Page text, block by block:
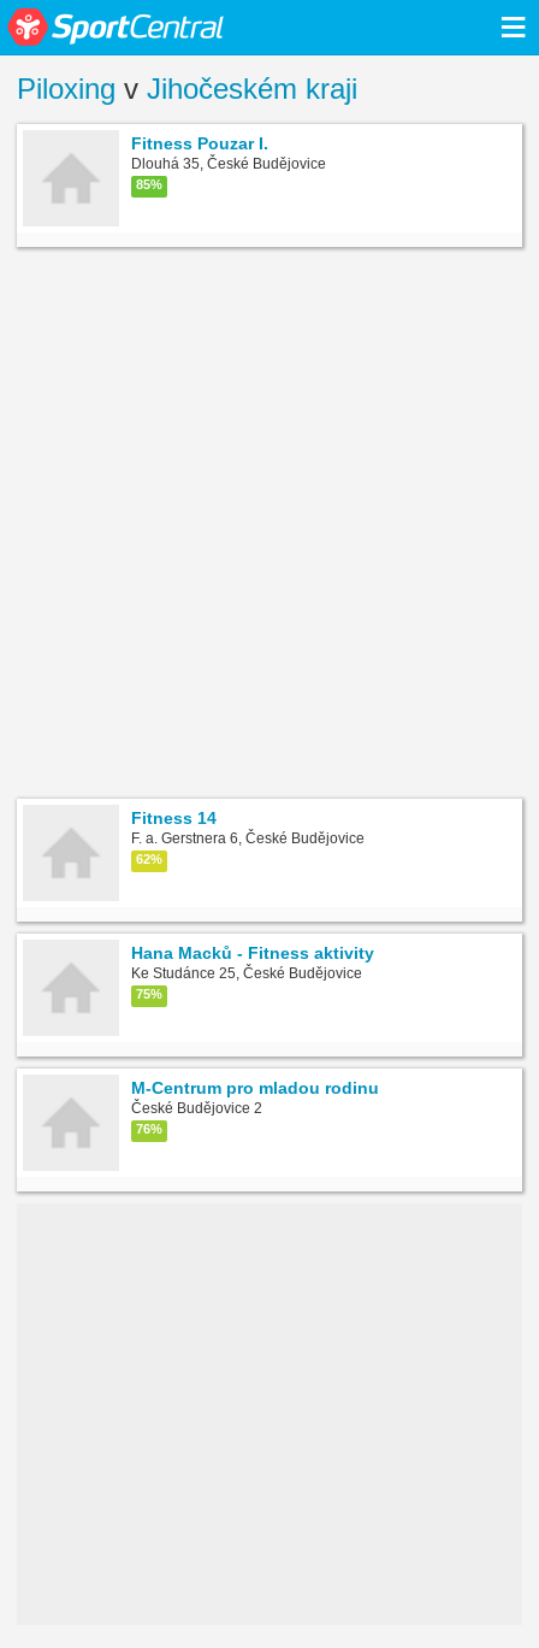
≡
Piloxing v Jihočeském kraji
Fitness Pouzar I.
Dlouhá 35, České Budějovice
85%
Fitness 14
F. a. Gerstnera 6, České Budějovice
62%
Hana Macků - Fitness aktivity
Ke Studánce 25, České Budějovice
75%
M-Centrum pro mladou rodinu
České Budějovice 2
76%